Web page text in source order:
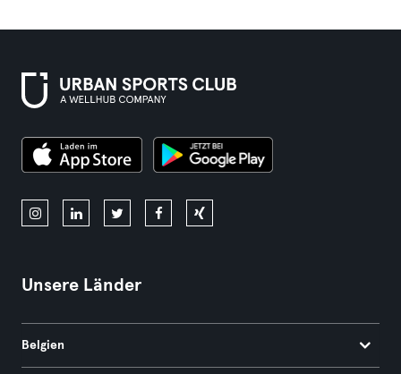
Unsere Länder
Belgien